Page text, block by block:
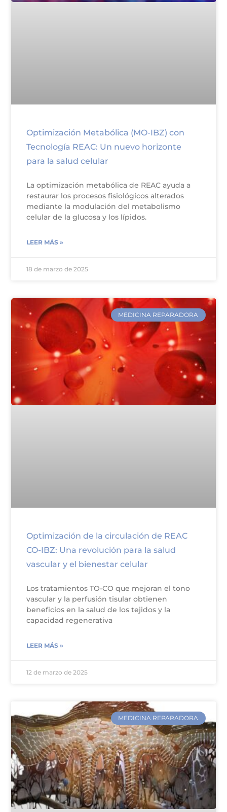
Optimización Metabólica (MO-IBZ) con
Tecnología REAC: Un nuevo horizonte
para la salud celular
La optimización metabólica de REAC ayuda a
restaurar los procesos fisiológicos alterados
mediante la modulación del metabolismo
celular de la glucosa y los lípidos.
LEER MÁS »
18 de marzo de 2025
MEDICINA REPARADORA
Optimización de la circulación de REAC
CO-IBZ: Una revolución para la salud
vascular y el bienestar celular
Los tratamientos TO-CO que mejoran el tono
vascular y la perfusión tisular obtienen
beneficios en la salud de los tejidos y la
capacidad regenerativa
LEER MÁS »
12 de marzo de 2025
MEDICINA REPARADORA